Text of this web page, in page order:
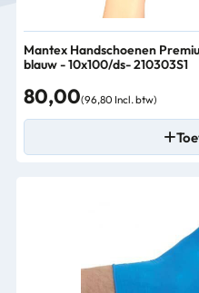
Mantex Handschoenen
blauw - 10x100/ds- 210303S1
80,00(96,80 Incl. btw)